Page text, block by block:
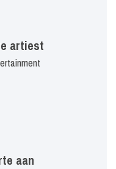
artiest
aan